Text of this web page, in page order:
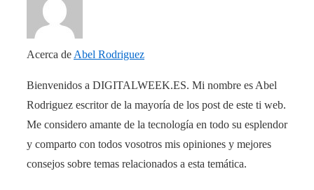
Acerca de Abel Rodriguez
Bienvenidos a DIGITALWEEK.ES. Mi nombre es Abel
Rodriguez escritor de la mayoría de los post de este ti web.
Me considero amante de la tecnología en todo su esplendor
y comparto con todos vosotros mis opiniones y mejores
consejos sobre temas relacionados a esta temática.